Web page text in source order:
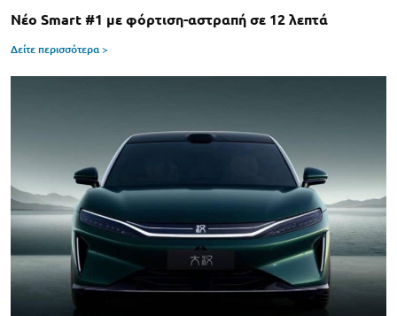
Νέο Smart #1 με φόρτιση-αστραπή σε 12 λεπτά
Δείτε περισσότερα >